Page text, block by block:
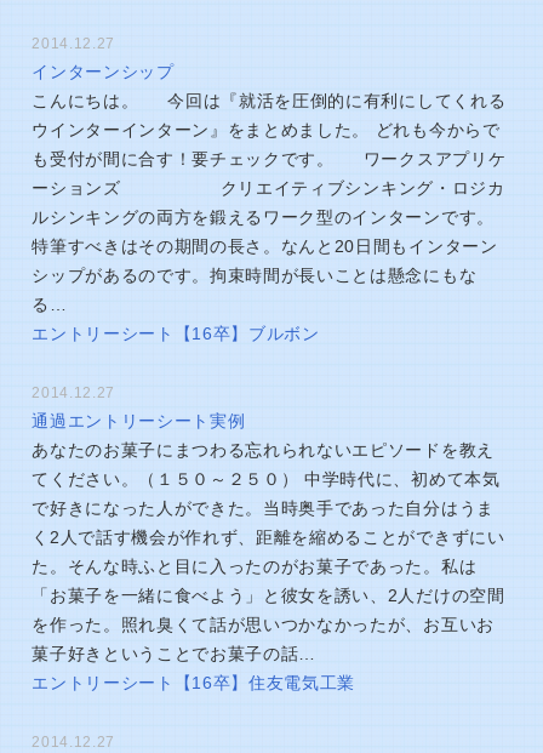
2014.12.27
インターンシップ
こんにちは。 今回は『就活を圧倒的に有利にしてくれる
ウインターインターン』をまとめました。 どれも今からで
も受付が間に合す！要チェックです。 ワークスアプリケ
ーションズ クリエイティブシンキング・ロジカ
ルシンキングの両方を鍛えるワーク型のインターンです。
特筆すべきはその期間の長さ。なんと20日間もインターン
シップがあるのです。拘束時間が長いことは懸念にもな
る…
エントリーシート【16卒】ブルボン
2014.12.27
通過エントリーシート実例
あなたのお菓子にまつわる忘れられないエピソードを教え
てください。（１５０～２５０） 中学時代に、初めて本気
で好きになった人ができた。当時奥手であった自分はうま
く2人で話す機会が作れず、距離を縮めることができずにい
た。そんな時ふと目に入ったのがお菓子であった。私は
「お菓子を一緒に食べよう」と彼女を誘い、2人だけの空間
を作った。照れ臭くて話が思いつかなかったが、お互いお
菓子好きということでお菓子の話…
エントリーシート【16卒】住友電気工業
2014.12.27